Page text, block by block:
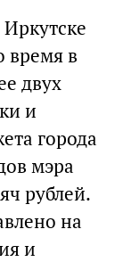
время в
двух
и
города
мэра
рублей.
на
и